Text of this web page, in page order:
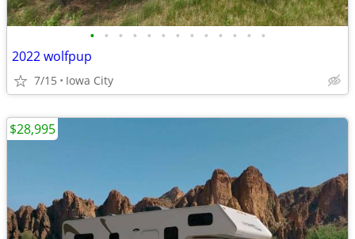
• • • • • • • • • • • • •
2022 wolfpup
7/15 Iowa City
$28,995